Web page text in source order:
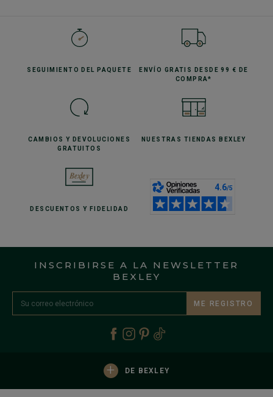
SEGUIMIENTO DEL PAQUETE ENVÍO GRATIS
DESDE 99 € DE
COMPRA*
CAMBIOS Y DEVOLUCIONES
GRATUITOS
NUESTRAS TIENDAS BEXLEY
DESCUENTOSY FIDELIDAD
INSCRIBIRSE A LA NEWSLETTER
BEXLEY
ME REGISTRO
+ DE BEXLEY